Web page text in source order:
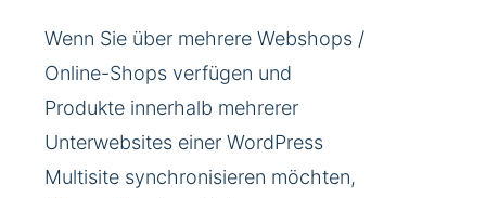
Wenn Sie über mehrere Webshops /
Online-Shops verfügen und
Produkte innerhalb mehrerer
Unterwebsites einer WordPress
Multisite synchronisieren möchten,